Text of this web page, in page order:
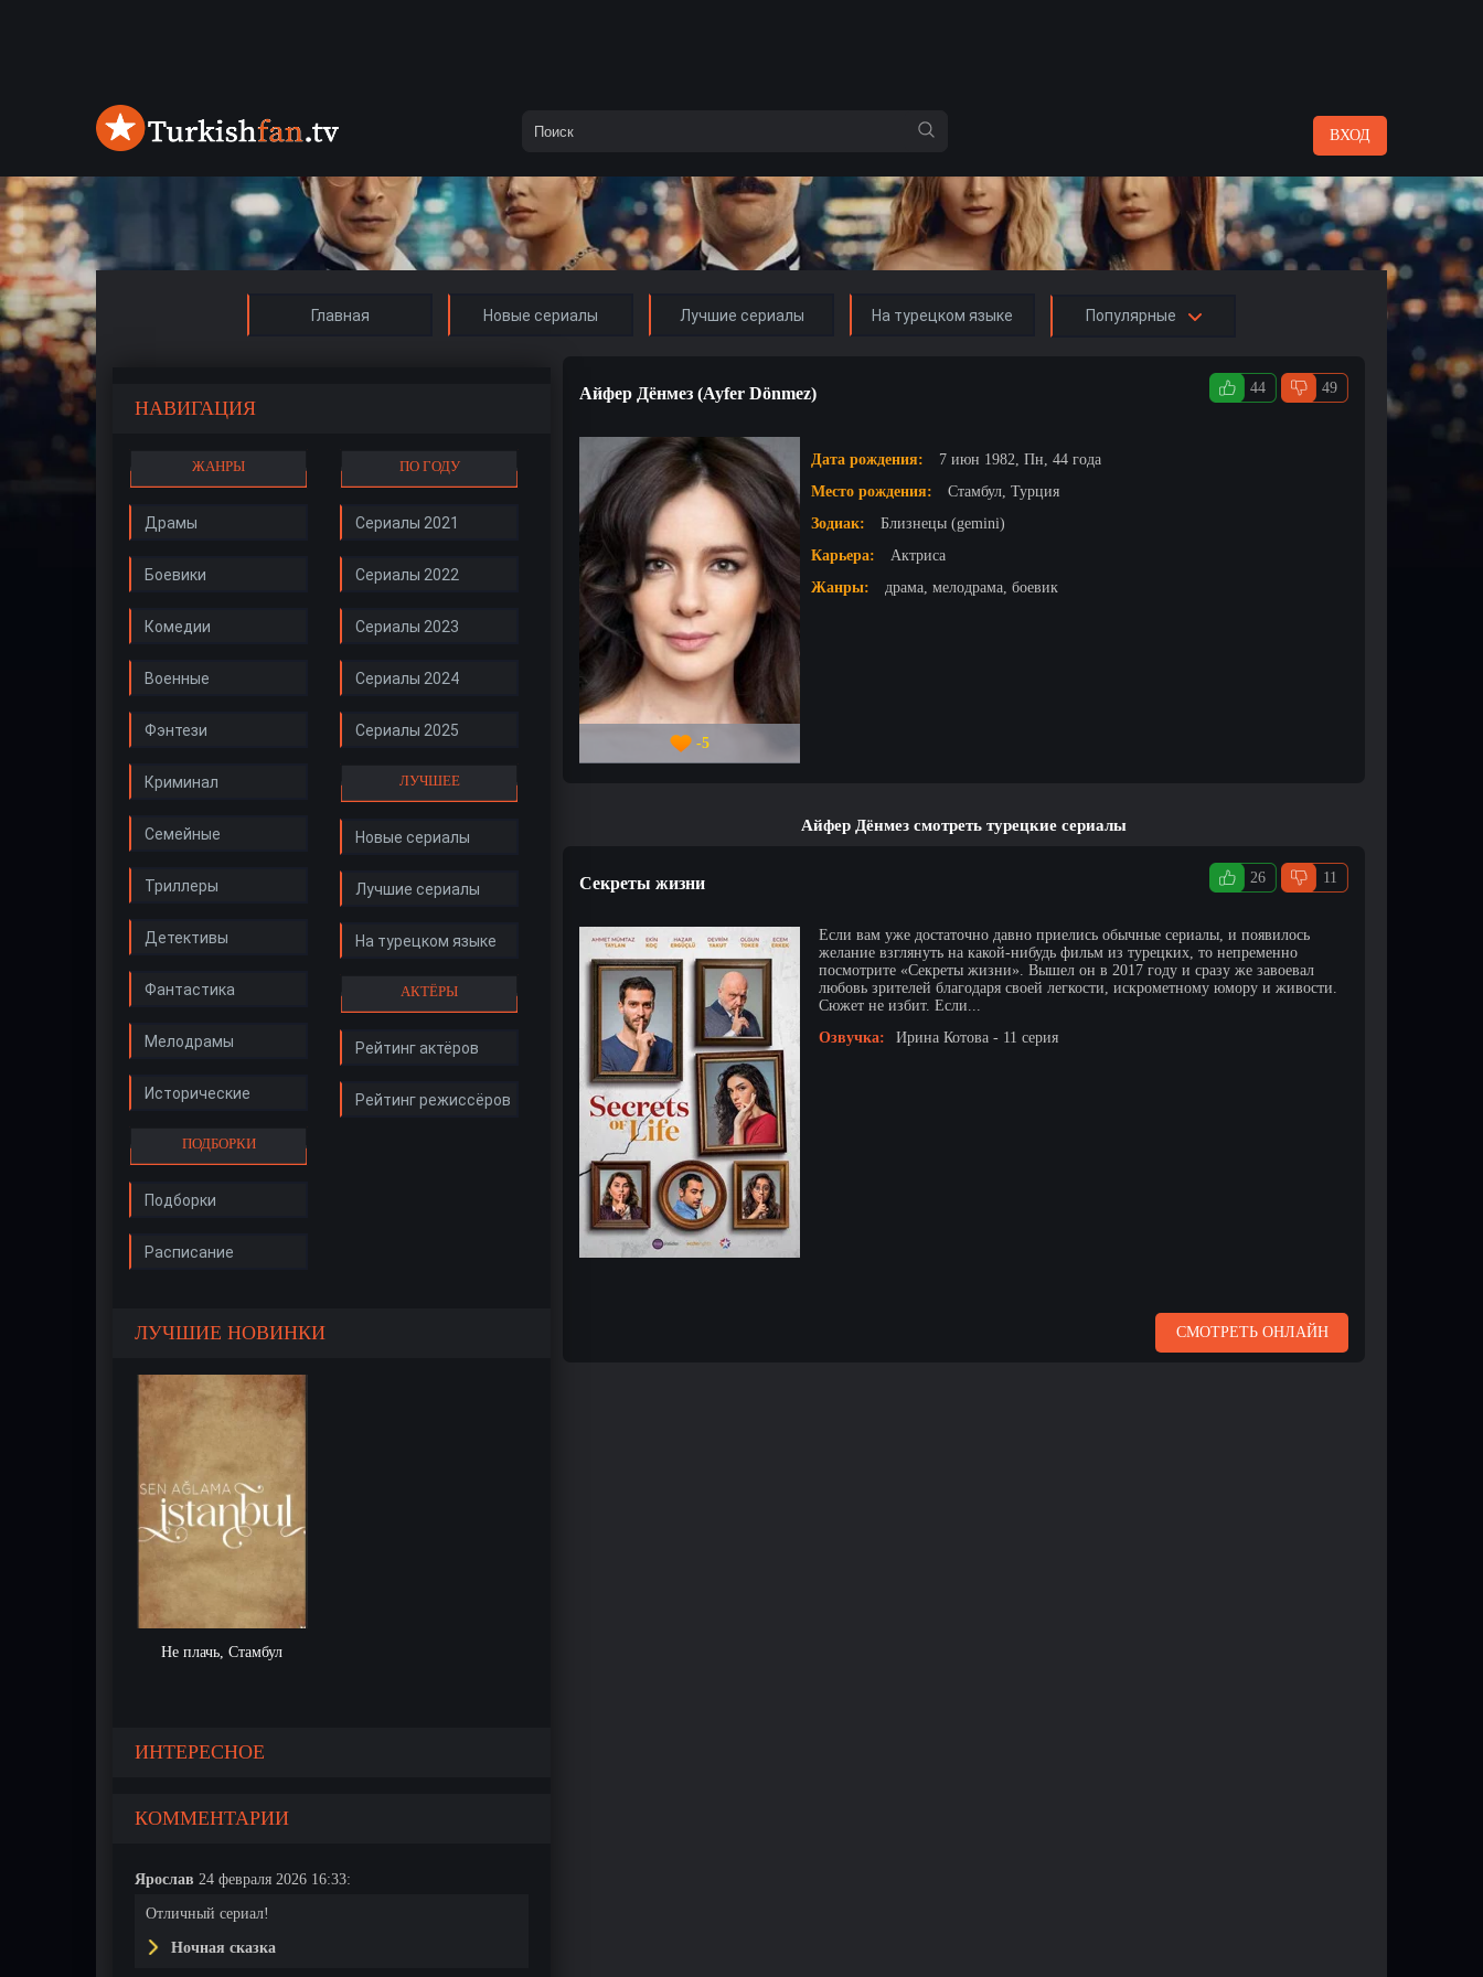
ВХОД
Главная Новые сериалы Лучшие сериалы На турецком языке Популярные
НАВИГАЦИЯ
ЖАНРЫ
Драмы
Боевики
Комедии
Военные
Фэнтези
Криминал
Семейные
Триллеры
Детективы
Фантастика
Мелодрамы
Исторические
ПОДБОРКИ
Подборки
Расписание
ПО ГОДУ
Сериалы 2021
Сериалы 2022
Сериалы 2023
Сериалы 2024
Сериалы 2025
ЛУЧШЕЕ
Новые сериалы
Лучшие сериалы
На турецком языке
АКТЁРЫ
Рейтинг актёров
Рейтинг режиссёров
ЛУЧШИЕ НОВИНКИ
Не плачь, Стамбул
ИНТЕРЕСНОЕ
КОММЕНТАРИИ
Ярослав 24 февраля 2026 16:33:
Отличный сериал!
Ночная сказка
Айфер Дёнмез (Ayfer Dönmez) 44 49
-5
Дата рождения:
7 июн 1982, Пн, 44 года
Место рождения:
Стамбул, Турция
Зодиак:
Близнецы (gemini)
Карьера:
Актриса
Жанры:
драма, мелодрама, боевик
Айфер Дёнмез смотреть турецкие сериалы
Секреты жизни 26 11
Если вам уже достаточно давно приелись обычные сериалы, и появилось
желание взглянуть на какой-нибудь фильм из турецких, то непременно
посмотрите «Секреты жизни». Вышел он в 2017 году и сразу же завоевал
любовь зрителей благодаря своей легкости, искрометному юмору и живости.
Сюжет не избит. Если...
Озвучка:
Ирина Котова - 11 серия
СМОТРЕТЬ ОНЛАЙН